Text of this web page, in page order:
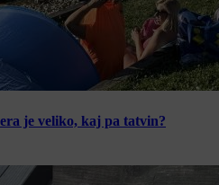
je veliko, kaj pa tatvin?